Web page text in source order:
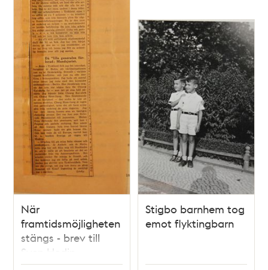
När
framtidsmöjligheten
stängs - brev till
Sven Hedin
Stigbo barnhem tog
emot flyktingbarn